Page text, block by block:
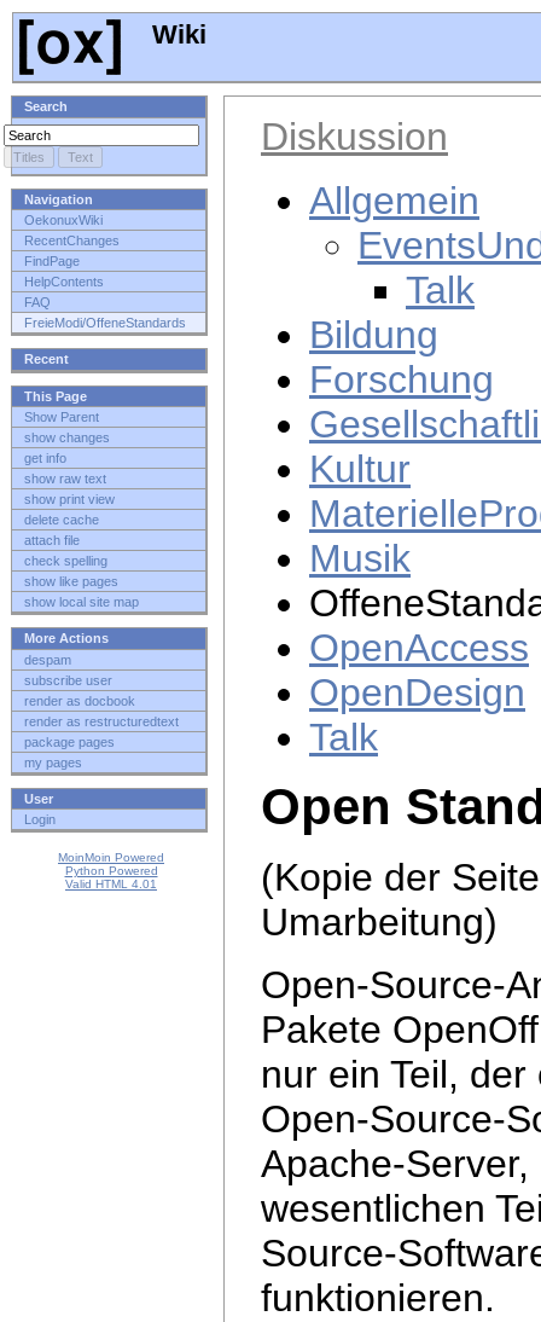
Wiki
Search
Navigation
OekonuxWiki
RecentChanges
FindPage
HelpContents
FAQ
FreieModi/OffeneStandards
Recent
This Page
Show Parent
show changes
get info
show raw text
show print view
delete cache
attach file
check spelling
show like pages
show local site map
More Actions
despam
subscribe user
render as docbook
render as restructuredtext
package pages
my pages
User
Login
MoinMoin Powered
Python Powered
Valid HTML 4.01
Diskussion
Allgemein
Talk
Bildung
Forschung
Kultur
Musik
OpenAccess
OpenDesign
Talk
Open
(Kopie der
Umarbeitung)
Open-Source-
Pakete
nur ein Teil,
Open-Source-
Apache-
wesentlichen
Source-
funktionieren.